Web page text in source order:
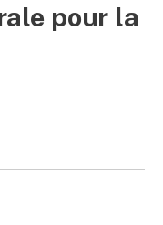
pour la